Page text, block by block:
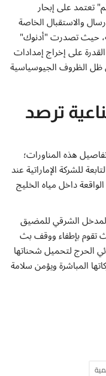
تعتمد على إبحار
والاستقبال الخاصة
حيث تصدرت "أدنوك"
على إخراج إمدادات
ظل الظروف الجيوسياسية
ترصد
هذه المناورات؛
للشركة الإماراتية عند
داخل مياه الخليج
الشرقي للمضيق
تقوم بإطفاء ووقف بث
الحرج لتحميل شحناتها
المباشرة ويؤمن سلامة